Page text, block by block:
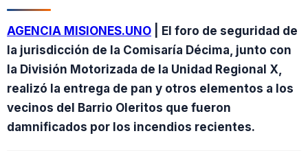
AGENCIA MISIONES.UNO | El foro de seguridad de
la jurisdicción de la Comisaría Décima, junto con
la División Motorizada de la Unidad Regional X,
realizó la entrega de pan y otros elementos a los
vecinos del Barrio Oleritos que fueron
damnificados por los incendios recientes.